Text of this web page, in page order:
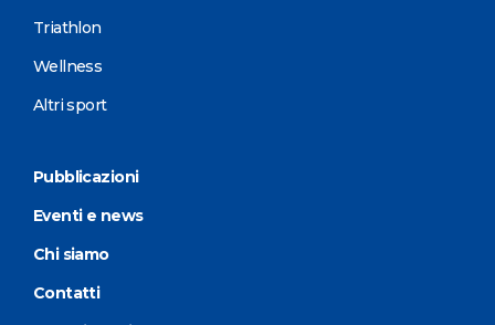
Triathlon
Wellness
Altri sport
Pubblicazioni
Eventi e news
Chi siamo
Contatti